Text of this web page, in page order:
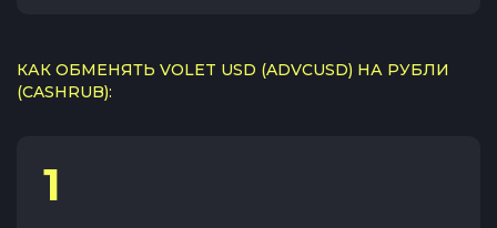
КАК ОБМЕНЯТЬ VOLET USD (ADVCUSD) НА РУБЛИ
(CASHRUB):
1